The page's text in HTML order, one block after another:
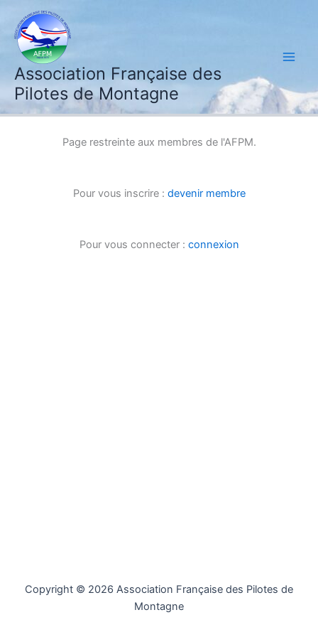
contenu
Association Française des
Pilotes de Montagne
Page restreinte aux membres de l'AFPM.
Pour vous inscrire : devenir membre
Pour vous connecter : connexion
Copyright © 2026 Association Française des Pilotes de
Montagne